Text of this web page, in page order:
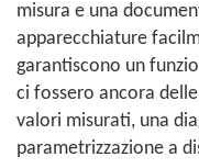
misura e una
apparecchiature
garantiscono un
ci fossero ancora
valori misurati, una
parametrizzazione a